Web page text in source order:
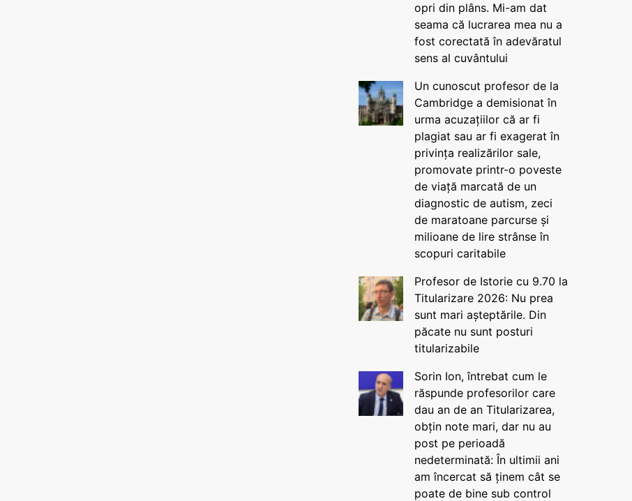
opri din plâns. Mi-am dat
seama că lucrarea mea nu a
fost corectată în adevăratul
sens al cuvântului
Un cunoscut profesor de la
Cambridge a demisionat în
urma acuzațiilor că ar fi
plagiat sau ar fi exagerat în
privința realizărilor sale,
promovate printr-o poveste
de viață marcată de un
diagnostic de autism, zeci
de maratoane parcurse și
milioane de lire strânse în
scopuri caritabile
Profesor de Istorie cu 9.70 la
Titularizare 2026: Nu prea
sunt mari așteptările. Din
păcate nu sunt posturi
titularizabile
Sorin Ion, întrebat cum le
răspunde profesorilor care
dau an de an Titularizarea,
obțin note mari, dar nu au
post pe perioadă
nedeterminată: În ultimii ani
am încercat să ținem cât se
poate de bine sub control